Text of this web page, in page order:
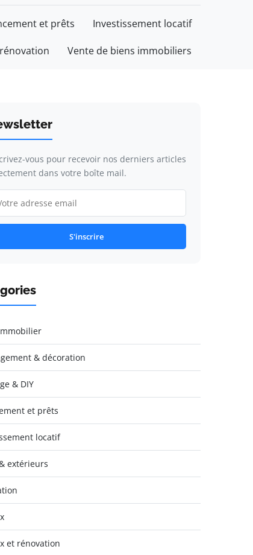
et prêts Investissement locatif
Vente de biens immobiliers
vous pour recevoir nos derniers articles
dans votre boîte mail.
S'inscrire
& décoration
& DIY
et prêts
locatif
extérieurs
et rénovation